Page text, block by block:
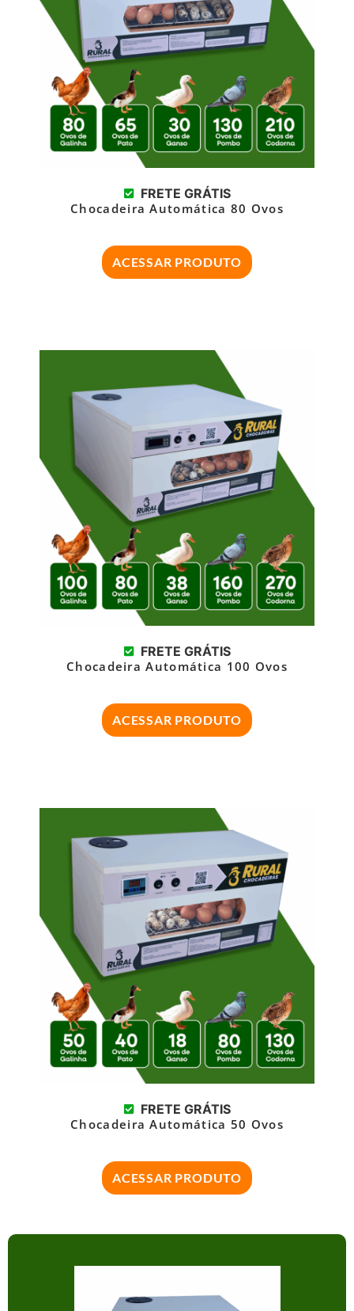
FRETE GRÁTIS
Chocadeira Automática 80 Ovos
ACESSAR PRODUTO
FRETE GRÁTIS
Chocadeira Automática 100 Ovos
ACESSAR PRODUTO
FRETE GRÁTIS
Chocadeira Automática 50 Ovos
ACESSAR PRODUTO